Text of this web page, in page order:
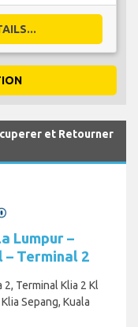
et Retourner
Lumpur –
Terminal 2
Terminal Klia 2 Kl
Sepang, Kuala